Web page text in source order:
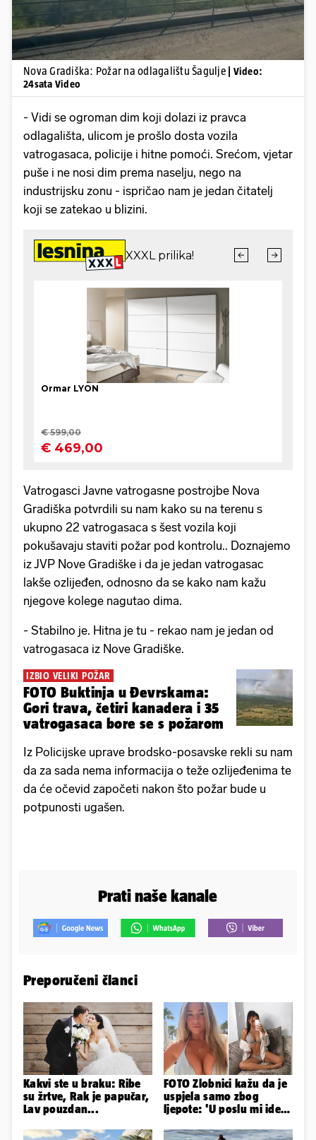
Nova Gradiška: Požar na odlagalištu Šagulje
| Video:
24sata Video
- Vidi se ogroman dim koji dolazi iz pravca
odlagališta, ulicom je prošlo dosta vozila
vatrogasaca, policije i hitne pomoći. Srećom, vjetar
puše i ne nosi dim prema naselju, nego na
industrijsku zonu - ispričao nam je jedan čitatelj
koji se zatekao u blizini.
Vatrogasci Javne vatrogasne postrojbe Nova
Gradiška potvrdili su nam kako su na terenu s
ukupno 22 vatrogasaca s šest vozila koji
pokušavaju staviti požar pod kontrolu.. Doznajemo
iz JVP Nove Gradiške i da je jedan vatrogasac
lakše ozlijeđen, odnosno da se kako nam kažu
njegove kolege nagutao dima.
- Stabilno je. Hitna je tu - rekao nam je jedan od
vatrogasaca iz Nove Gradiške.
IZBIO VELIKI POŽAR
FOTO Buktinja u Đevrskama:
Gori trava, četiri kanadera i 35
vatrogasaca bore se s požarom
Iz Policijske uprave brodsko-posavske rekli su nam
da za sada nema informacija o teže ozlijeđenima te
da će očevid započeti nakon što požar bude u
potpunosti ugašen.
Prati naše kanale
Preporučeni članci
Kakvi ste u braku: Ribe
su žrtve, Rak je papučar,
Lav pouzdan...
FOTO Zlobnici kažu da je
uspjela samo zbog
ljepote: 'U poslu mi ide